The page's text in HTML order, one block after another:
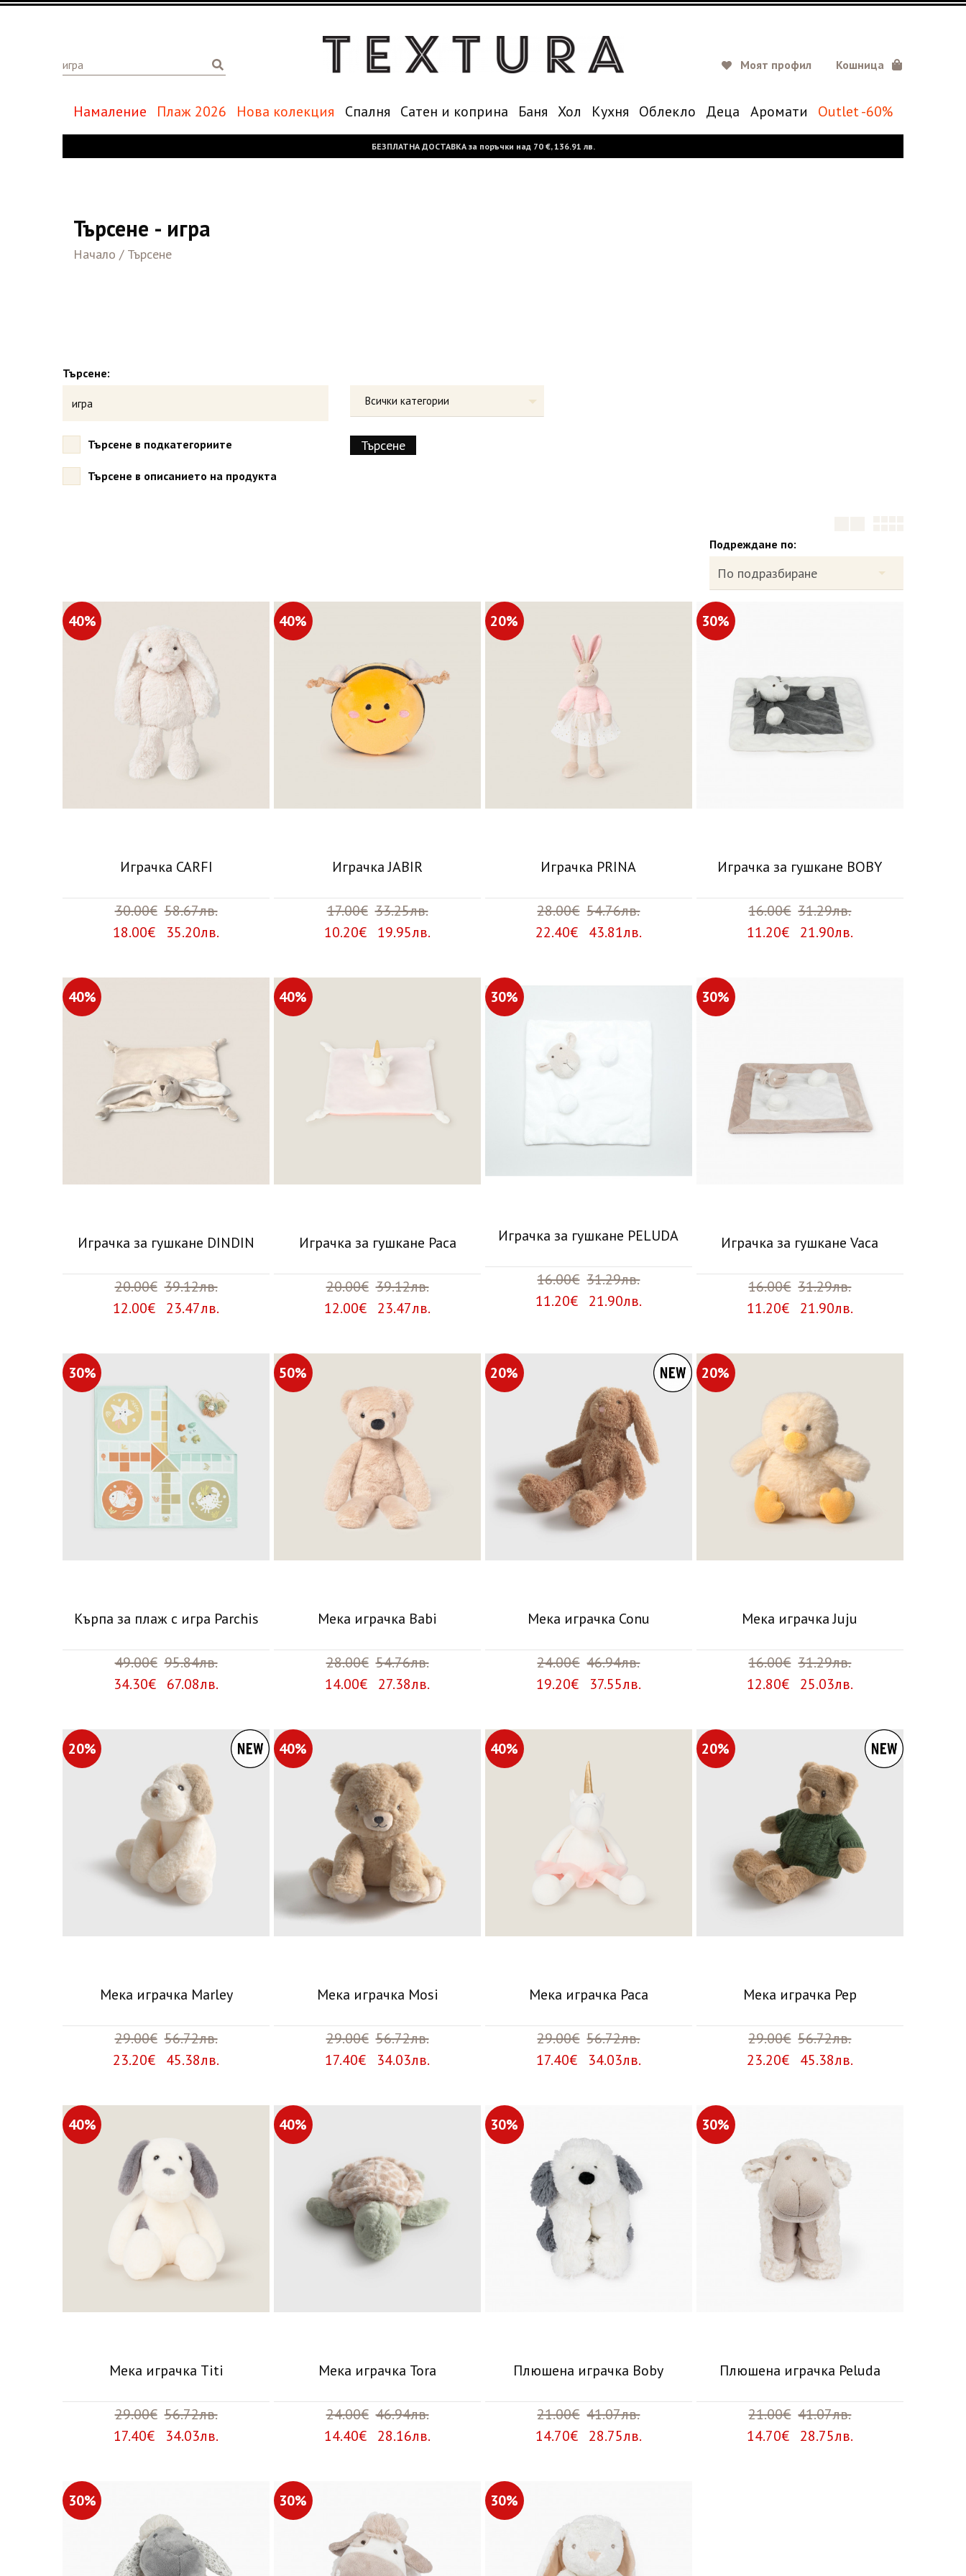
Моят профил Кошница
Намаление Плаж 2026 Нова колекция Спалня Сатен и коприна Баня Хол Кухня Oблекло Деца Аромати Outlet -60%
БЕЗПЛАТНА ДОСТАВКА за поръчки над 70 €,136.91 лв.
Търсене - игра
Начало / Търсене
Търсене:
Всички категории
Търсене в подкатегориите
Търсене в описанието на продукта
Подреждане по:
40%
Играчка CARFI
30.00€ 58.67лв.
18.00€ 35.20лв.
40%
Играчка JABIR
17.00€ 33.25лв.
10.20€ 19.95лв.
20%
Играчка PRINA
28.00€ 54.76лв.
22.40€ 43.81лв.
30%
Играчка за гушкане BOBY
16.00€ 31.29лв.
11.20€ 21.90лв.
40%
Играчка за гушкане DINDIN
20.00€ 39.12лв.
12.00€ 23.47лв.
40%
Играчка за гушкане Paca
20.00€ 39.12лв.
12.00€ 23.47лв.
30%
Играчка за гушкане PELUDA
16.00€ 31.29лв.
11.20€ 21.90лв.
30%
Играчка за гушкане Vaca
16.00€ 31.29лв.
11.20€ 21.90лв.
30%
Кърпа за плаж с игра Parchis
49.00€ 95.84лв.
34.30€ 67.08лв.
50%
Мека играчка Babi
28.00€ 54.76лв.
14.00€ 27.38лв.
20%
Мека играчка Conu
24.00€ 46.94лв.
19.20€ 37.55лв.
20%
Мека играчка Juju
16.00€ 31.29лв.
12.80€ 25.03лв.
20%
Мека играчка Marley
29.00€ 56.72лв.
23.20€ 45.38лв.
40%
Мека играчка Mosi
29.00€ 56.72лв.
17.40€ 34.03лв.
40%
Мека играчка Paca
29.00€ 56.72лв.
17.40€ 34.03лв.
20%
Мека играчка Pep
29.00€ 56.72лв.
23.20€ 45.38лв.
40%
Мека играчка Titi
29.00€ 56.72лв.
17.40€ 34.03лв.
40%
Мека играчка Tora
24.00€ 46.94лв.
14.40€ 28.16лв.
30%
Плюшена играчка Boby
21.00€ 41.07лв.
14.70€ 28.75лв.
30%
Плюшена играчка Peluda
21.00€ 41.07лв.
14.70€ 28.75лв.
30% 30% 30%